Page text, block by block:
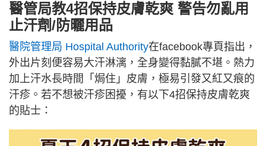
醫管局教4招保持皮膚乾爽 警告勿亂用
止汗劑/防曬用品
醫院管理局 Hospital Authority在facebook專頁指出，
外出片刻便容易大汗淋漓，全身變得黏膩不堪。熱力
加上汗水長時間「焗住」皮膚，極易引發又紅又痕的
汗疹。若不想被汗疹困擾，有以下4招保持皮膚乾爽
的貼士：